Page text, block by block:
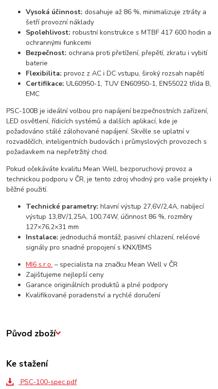
Vysoká účinnost: dosahuje až 86 %, minimalizuje ztráty a
šetří provozní náklady
Spolehlivost: robustní konstrukce s MTBF 417 600 hodin a
ochrannými funkcemi
Bezpečnost: ochrana proti přetížení, přepětí, zkratu i vybití
baterie
Flexibilita: provoz z AC i DC vstupu, široký rozsah napětí
Certifikace: UL60950-1, TUV EN60950-1, EN55022 třída B,
EMC
PSC-100B je ideální volbou pro napájení bezpečnostních zařízení,
LED osvětlení, řídicích systémů a dalších aplikací, kde je
požadováno stálé zálohované napájení. Skvěle se uplatní v
rozvaděčích, inteligentních budovách i průmyslových provozech s
požadavkem na nepřetržitý chod.
Pokud očekáváte kvalitu Mean Well, bezporuchový provoz a
technickou podporu v ČR, je tento zdroj vhodný pro vaše projekty i
běžné použití.
Technické parametry: hlavní výstup 27,6V/2,4A, nabíjecí
výstup 13,8V/1,25A, 100,74W, účinnost 86 %, rozměry
127×76,2×31 mm
Instalace: jednoduchá montáž, pasivní chlazení, reléové
signály pro snadné propojení s KNX/BMS
MI6 s.r.o. – specialista na značku Mean Well v ČR
Zajišťujeme nejlepší ceny
Garance originálních produktů a plné podpory
Kvalifikované poradenství a rychlé doručení
Původ zboží
Ke stažení
PSC-100-spec.pdf